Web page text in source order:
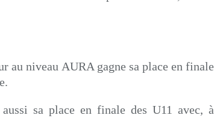
au niveau AURA gagne sa place en finale
sa place en finale des U11 avec, à